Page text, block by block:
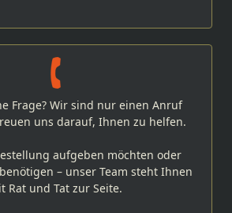
Frage? Wir sind nur einen Anruf
uns darauf, Ihnen zu helfen.
aufgeben möchten oder
– unser Team steht Ihnen
Rat und Tat zur Seite.